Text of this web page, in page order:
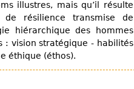
illustres, mais qu’il résulte
résilience transmise de
hiérarchique des hommes
: vision stratégique - habilités
éthique (éthos).